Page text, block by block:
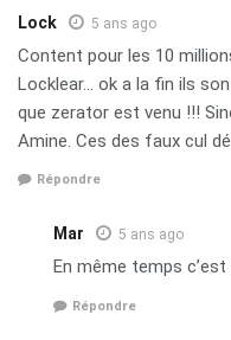
Lock 5 ans ago
Content pour les 10
Locklear… ok a la fin ils
que zerator est venu !!!
Amine. Ces des faux cul
Répondre
Mar 5 ans ago
En même temps
Répondre